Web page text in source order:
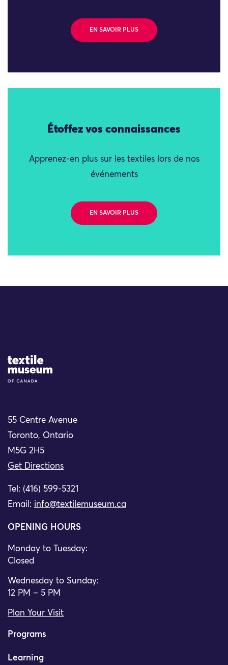
EN SAVOIR PLUS
Étoffez vos connaissances
Apprenez-en plus sur les textiles lors de nos
événements
EN SAVOIR PLUS
Site Logo
55 Centre Avenue
Toronto, Ontario
M5G 2H5
Get Directions
Tel: (416) 599-5321
Email: info@textilemuseum.ca
OPENING HOURS
Monday to Tuesday:
Closed
Wednesday to Sunday:
12 PM – 5 PM
Plan Your Visit
Programs
Learning